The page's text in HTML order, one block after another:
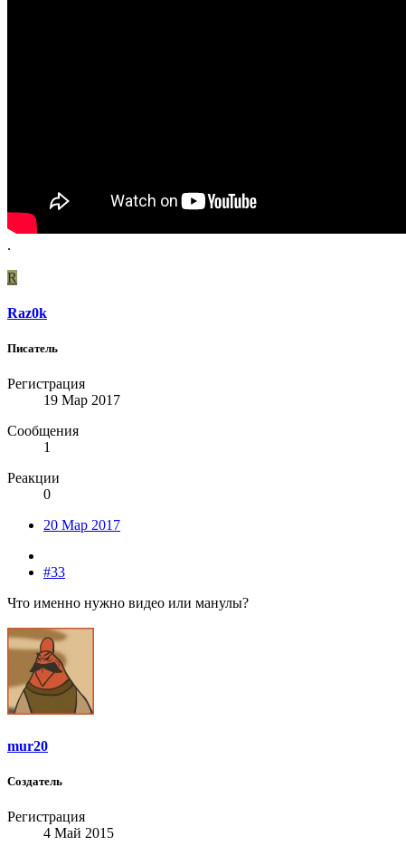
.
R
Raz0k
Писатель
Регистрация
19 Мар 2017
Сообщения
1
Реакции
0
20 Мар 2017
#33
Что именно нужно видео или манулы?
mur20
Создатель
Регистрация
4 Май 2015